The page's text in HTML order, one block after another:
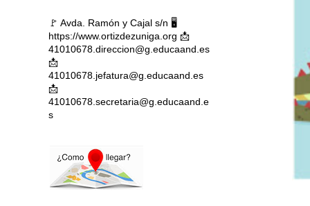
🚩 Avda. Ramón y Cajal s/n 🖥️
https://www.ortizdezuniga.org 📩
41010678.direccion@g.educaand.es
📩
41010678.jefatura@g.educaand.es
📩
41010678.secretaria@g.educaand.e
s